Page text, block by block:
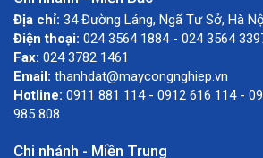
Địa chỉ: 34 Đường Láng, Ngã Tư Sở, Hà
Điện thoại: 024 3564 1884 - 024 3564
Fax: 024 3782 1461
Email: thanhdat@maycongnghiep.vn
Hotline: 0911 881 114 - 0912 616 114 -
985 808
Chi nhánh - Miền Trung